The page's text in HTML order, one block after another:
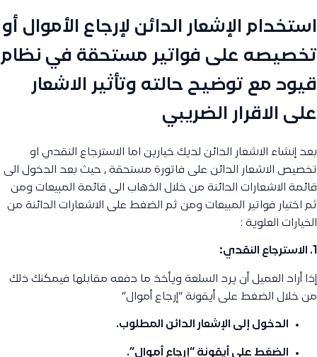
استخدام الإشعار الدائن لإرجاع الأموال أو
تخصيصه على فواتير مستحقة في نظام
قيود مع توضيح حالته وتأثير الاشعار
على الاقرار الضريبي
بعد إنشاء الاشعار الدائن لديك خيارين اما الاسترجاع النقدي او
تخصيص الاشعار الدائن على فاتورة مستحقة , حيث بعد الدخول الى
قائمة الاشعارات الدائنة من خلال الذهاب الى قائمة المبيعات ومن
ثم اختيار فواتير المبيعات ومن ثم الضغط على الاشعارات الدائنة من
الخيارات العلوية :
1. الاسترجاع النقدي:
إذا أراد العميل أن يرد السلعة ويأخذ ما دفعه مقابلها فيمكنك ذلك
من خلال الضغط على أيقونة “إرجاع أموال”
الدخول إلى الإشعار الدائن المطلوب.
الضغط على أيقونة “إرجاع أموال”.